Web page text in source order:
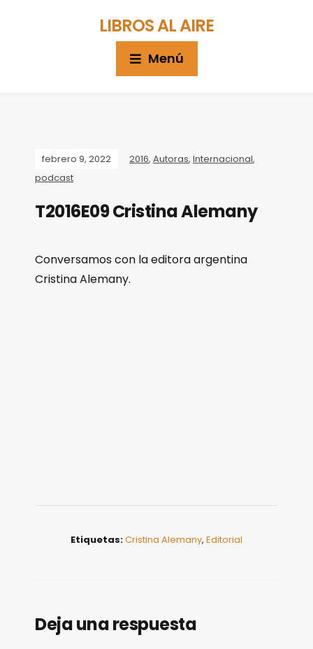
LIBROS AL AIRE
Menú
febrero 9, 2022 2016, Autoras, Internacional,
podcast
T2016E09 Cristina Alemany
Conversamos con la editora argentina
Cristina Alemany.
Etiquetas:Cristina Alemany, Editorial
Deja una respuesta